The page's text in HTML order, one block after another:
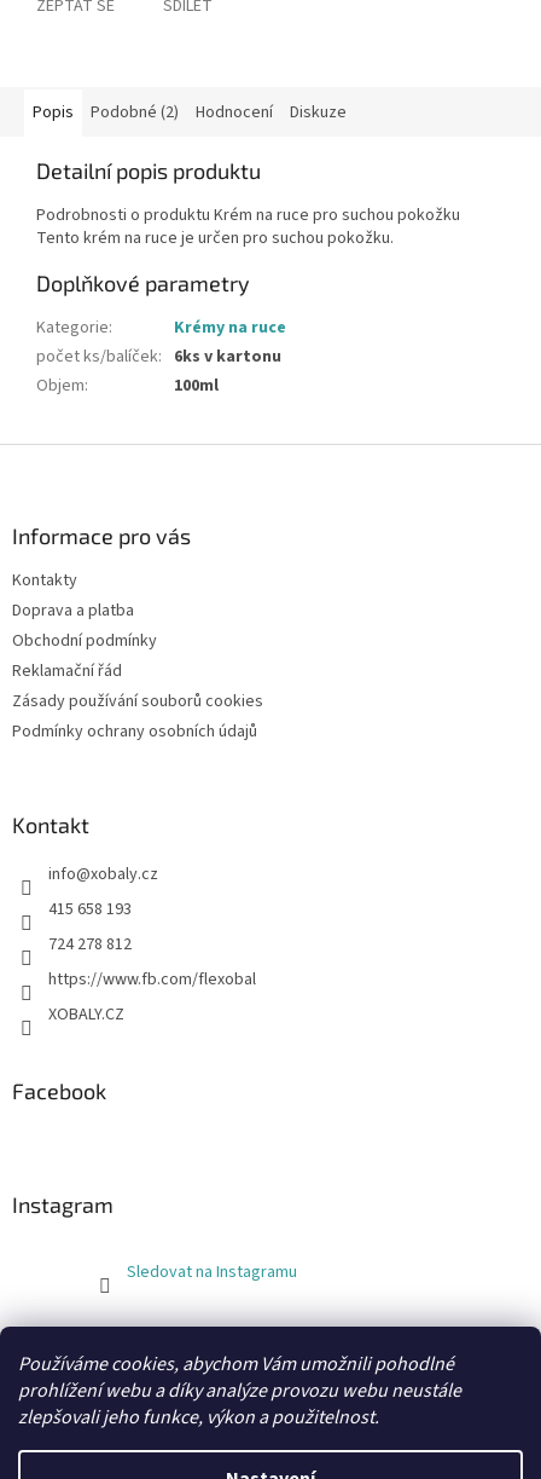
Používáme cookies, abychom Vám umožnili pohodlné
prohlížení webu a díky analýze provozu webu neustále
zlepšovali jeho funkce, výkon a použitelnost.
ZEPTAT SE SDÍLET
Popis Podobné (2) Hodnocení Diskuze
Detailní popis produktu
Podrobnosti o produktu Krém na ruce pro suchou pokožku
Tento krém na ruce je určen pro suchou pokožku.
Doplňkové parametry
Kategorie:
Krémy na ruce
počet ks/balíček: 6ks v kartonu
Objem: 100ml
Informace pro vás
Kontakty
Doprava a platba
Obchodní podmínky
Reklamační řád
Zásady používání souborů cookies
Podmínky ochrany osobních údajů
Kontakt
info@xobaly.cz
415 658 193
724 278 812
https://www.fb.com/flexobal
XOBALY.CZ
Facebook
Instagram
Sledovat na Instagramu